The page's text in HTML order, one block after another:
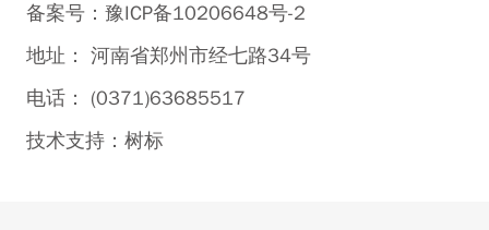
备案号：豫ICP备10206648号-2
地址： 河南省郑州市经七路34号
电话： (0371)63685517
技术支持： 树标